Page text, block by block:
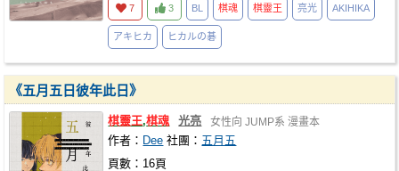
7 3 BL 棋魂 棋靈王 亮光 AKIHIKA
アキヒカ ヒカルの碁
《五月五日彼年此日》
棋靈王,棋魂 光亮 女性向 JUMP系 漫畫本
作者： Dee 社團： 五月五
頁數：16頁